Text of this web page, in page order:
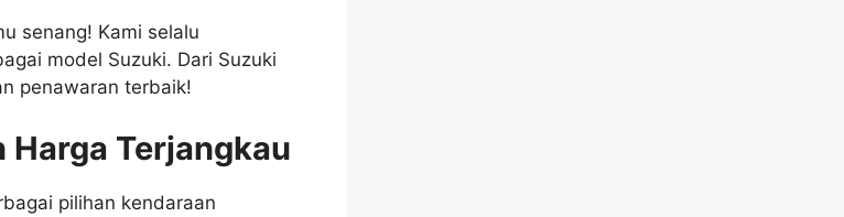
senang! Kami selalu
model Suzuki. Dari Suzuki
penawaran terbaik!
Harga Terjangkau
pilihan kendaraan